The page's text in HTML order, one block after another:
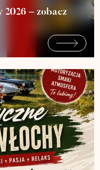
2026 – zobacz